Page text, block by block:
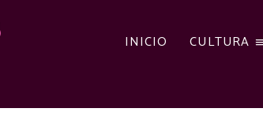
INICIO CULTURA